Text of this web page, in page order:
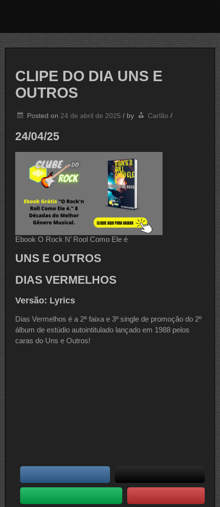
CLIPE DO DIA UNS E
OUTROS
Posted on 24 de abril de 2025 / by Carlão /
24/04/25
Ebook O Rock N’ Rool Como Ele é
UNS E OUTROS
DIAS VERMELHOS
Versão: Lyrics
Dias Vermelhos é a 2ª faixa e 3º single de promoção do 2º
álbum de estúdio autointitulado lançado em 1988 pelos
caras do Uns e Outros!